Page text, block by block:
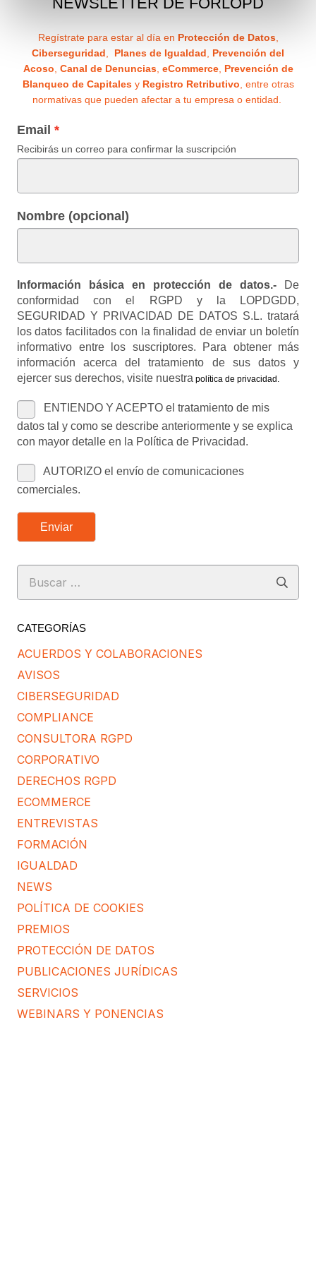
Regístrate para estar al día en Protección de Datos,
Ciberseguridad
Planes de Igualdad
Prevención del
Acoso Canal de Denuncias, eCommerce, Prevención de
Blanqueo de Capitalesy Registro Retributivo , entre otras
normativas que pueden afectar a tu empresa o entidad.
Email
Recibirás un correo para confirmar la suscripción
Nombre (opcional)
Información básica en protección de datos.- De
conformidad con el RGPD y la LOPDGDD,
SEGURIDAD Y PRIVACIDAD DE DATOS S.L. tratará
los datos facilitados con la finalidad de enviar un boletín
informativo entre los suscriptores. Para obtener más
información acerca del tratamiento de sus datos y
ejercer sus derechos, visite nuestra política de privacidad
ENTIENDO Y ACEPTO el tratamiento de mis
datos tal y como se describe anteriormente y se explica
con mayor detalle en la Política de Privacidad.
AUTORIZO el envío de comunicaciones
comerciales.
Enviar
Buscar:
CATEGORÍAS
ACUERDOS Y COLABORACIONES
AVISOS
CIBERSEGURIDAD
COMPLIANCE
CONSULTORA RGPD
CORPORATIVO
DERECHOS RGPD
ECOMMERCE
ENTREVISTAS
FORMACIÓN
IGUALDAD
NEWS
POLÍTICA DE COOKIES
PREMIOS
PROTECCIÓN DE DATOS
PUBLICACIONES JURÍDICAS
SERVICIOS
WEBINARS Y PONENCIAS